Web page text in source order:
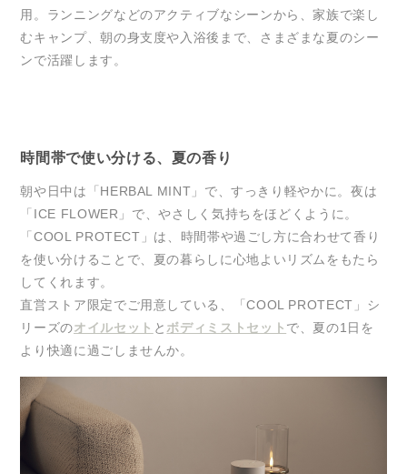
用。ランニングなどのアクティブなシーンから、家族で楽し
むキャンプ、朝の身支度や入浴後まで、さまざまな夏のシー
ンで活躍します。
時間帯で使い分ける、夏の香り
朝や日中は「HERBAL MINT」で、すっきり軽やかに。夜は
「ICE FLOWER」で、やさしく気持ちをほどくように。
「COOL PROTECT」は、時間帯や過ごし方に合わせて香り
を使い分けることで、夏の暮らしに心地よいリズムをもたら
してくれます。
直営ストア限定でご用意している、「COOL PROTECT」シ
リーズのオイルセット と ボディミストセット で、夏の1日を
より快適に過ごしませんか。